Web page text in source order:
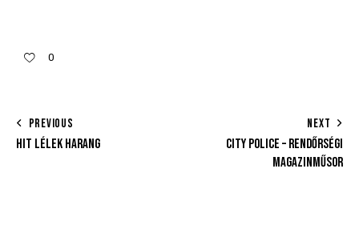
0
PREVIOUS
HIT LÉLEK HARANG
NEXT
CITY POLICE – RENDŐRSÉGI
MAGAZINMŰSOR